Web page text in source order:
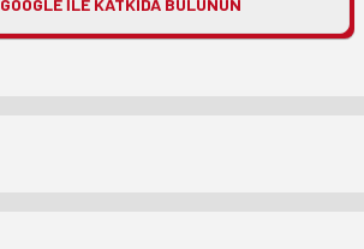
GOOGLE ILE KATKIDA BULUNUN